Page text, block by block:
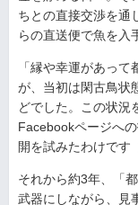
ちとの直接交渉を通
らの直送便で魚を入
「縁や幸運があっ
が、当初は閑古鳥状
どでした。この状況
Facebookページへ
開を試みたわけです
それから約3年、「
武器にしながら、見